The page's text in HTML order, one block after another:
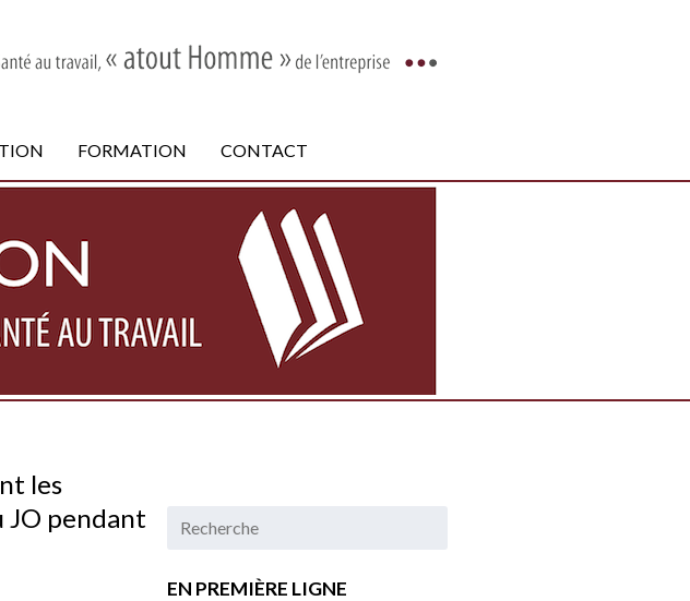
FORMATION CONTACT
les
JO pendant
EN PREMIÈRE LIGNE